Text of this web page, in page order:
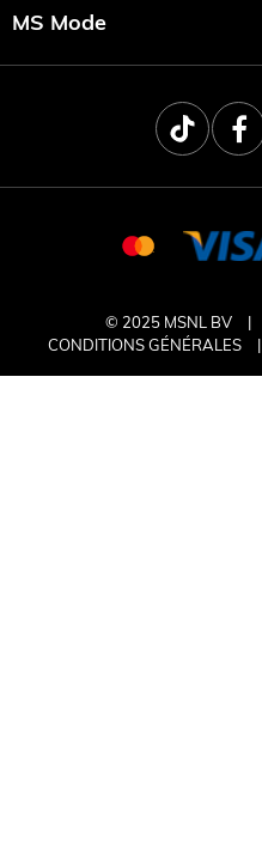
MS Mode
© 2025 MSNL BV
CONDITIONS GÉNÉRALES